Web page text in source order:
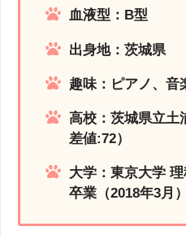
血液型：B型
出身地：茨城県
趣味：ピアノ、音
高校：茨城県立土
差値:72）
大学：東京大学
卒業（2018年3月）